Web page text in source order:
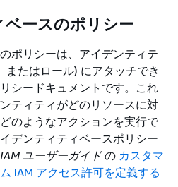
ースのポリシー
ポリシーは、アイデンティテ
またはロール) にアタッチでき
シードキュメントです。これ
ティティがどのリソースに対
のようなアクションを実行で
デンティティベースポリシー
IAM ユーザーガイドの カスタマ
IAM アクセス許可を定義する